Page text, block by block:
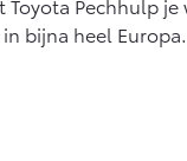
bijna heel Europa.